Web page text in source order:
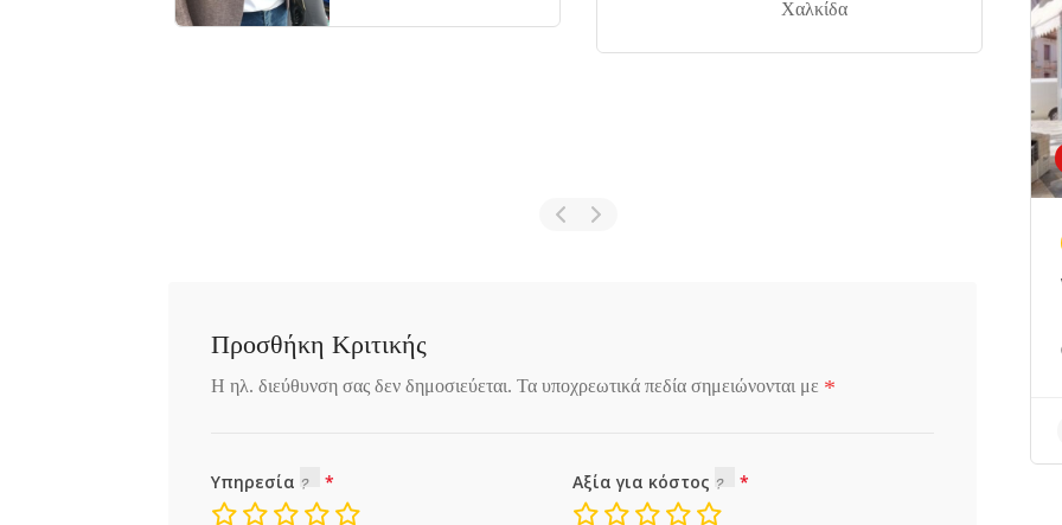
Χαλκίδα
Προσθήκη Κριτικής
Η ηλ. διεύθυνση σας δεν δημοσιεύεται. Τα υποχρεωτικά πεδία σημειώνονται με *
Υπηρεσία Αξία για κόστος